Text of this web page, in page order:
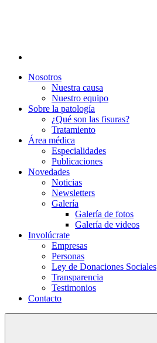
Nosotros
Nuestra causa
Nuestro equipo
Sobre la patología
¿Qué son las fisuras?
Tratamiento
Área médica
Especialidades
Publicaciones
Novedades
Noticias
Newsletters
Galería
Galería de fotos
Galería de videos
Involúcrate
Empresas
Personas
Ley de Donaciones Sociales
Transparencia
Testimonios
Contacto